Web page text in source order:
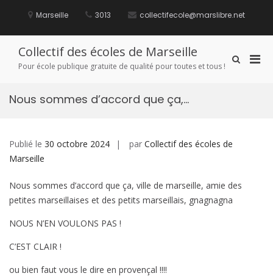
Marseille 3013 collectifecole@marslibre.net
Collectif des écoles de Marseille
Pour école publique gratuite de qualité pour toutes et tous !
Afficher
Nous sommes d’accord que ça,…
Publié le 30 octobre 2024 par Collectif des écoles de
Marseille
Nous sommes d’accord que ça, ville de marseille, amie des
petites marseillaises et des petits marseillais, gnagnagna
NOUS N’EN VOULONS PAS !
C’EST CLAIR !
ou bien faut vous le dire en provençal !!!!